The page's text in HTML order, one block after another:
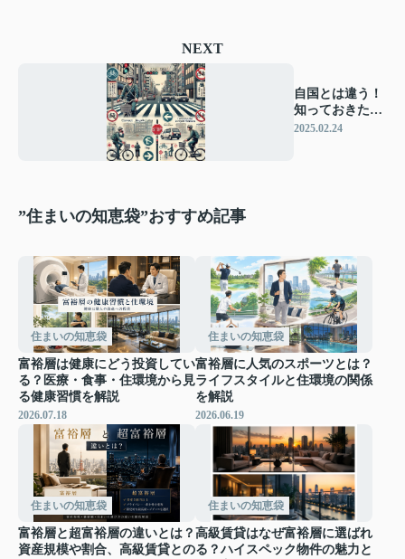
NEXT
自国とは違う！
知っておきたい
日本の自転車ル
2025.02.24
”住まいの知恵袋”おすすめ記事
住まいの知恵袋
富裕層は健康にどう投資してい
る？医療・食事・住環境から見
る健康習慣を解説
2026.07.18
住まいの知恵袋
富裕層に人気のスポーツとは？
ライフスタイルと住環境の関係
を解説
2026.06.19
住まいの知恵袋
富裕層と超富裕層の違いとは？
資産規模や割合、高級賃貸との
住まいの知恵袋
高級賃貸はなぜ富裕層に選ばれ
る？ハイスペック物件の魅力と